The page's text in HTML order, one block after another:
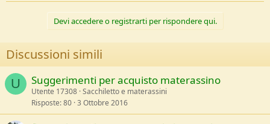
Devi accedere o registrarti per rispondere qui.
Discussioni simili
U Suggerimenti per acquisto materassino
Utente 17308 Sacchiletto e materassini
Risposte 80 3 Ottobre 2016